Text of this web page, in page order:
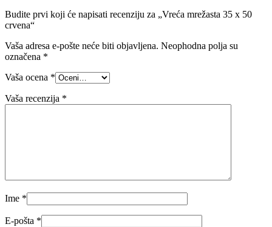
Budite prvi koji će napisati recenziju za „Vreća mrežasta 35 x 50
crvena“
Vaša adresa e-pošte neće biti objavljena. Neophodna polja su
označena *
Vaša ocena *
Vaša recenzija *
Ime *
E-pošta *